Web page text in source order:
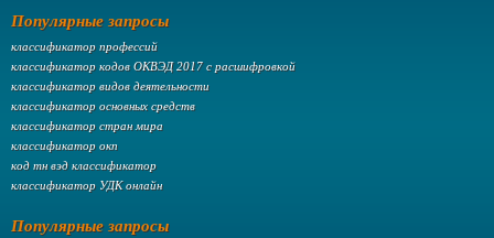
Популярные запросы
классификатор профессий
классификатор кодов ОКВЭД 2017 с расшифровкой
классификатор видов деятельности
классификатор основных средств
классификатор стран мира
классификатор окп
код тн вэд классификатор
классификатор УДК онлайн
Популярные запросы